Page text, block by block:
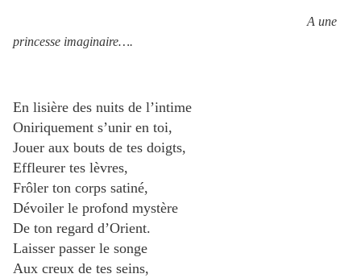
A une
princesse imaginaire….
En lisière des nuits de l’intime
Oniriquement s’unir en toi,
Jouer aux bouts de tes doigts,
Effleurer tes lèvres,
Frôler ton corps satiné,
Dévoiler le profond mystère
De ton regard d’Orient.
Laisser passer le songe
Aux creux de tes seins,